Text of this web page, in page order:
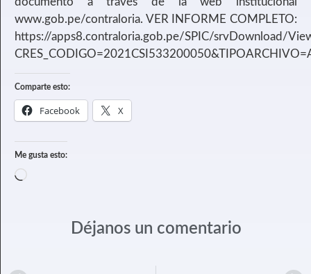
www.gob.pe/contraloria. VER INFORME COMPLETO:
https://apps8.contraloria.gob.pe/SPIC/srvDownload/
Comparte esto:
Facebook X
Me gusta esto:
Déjanos un comentario